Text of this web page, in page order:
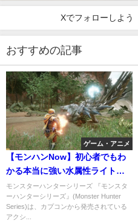
Xでフォローしよう
おすすめの記事
ゲーム・アニメ
【モンハンNow】初心者でもわ
かる本当に強い水属性ライトボ
ウガンのおすすめ装備が凄いｗ
モンスターハンターシリーズ 『モンスタ
ーハンターシリーズ』(Monster Hunter
Series)は、カプコンから発売されている
アクシ...